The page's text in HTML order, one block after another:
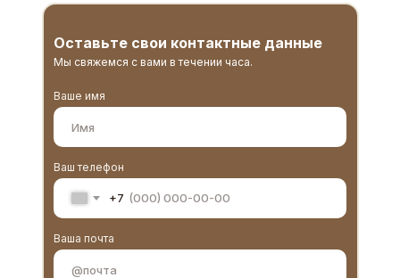
Ваше имя
Ваш телефон
+7
Ваша почта
Оставьте свои контактные данные
Мы свяжемся с вами в течении часа.